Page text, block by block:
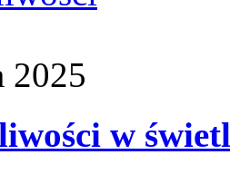
2025
w